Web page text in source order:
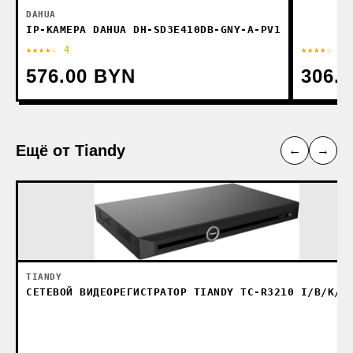
DAHUA
IP-КАМЕРА DAHUA DH-SD3E410DB-GNY-A-PV1
★★★★☆ 4
576.00 BYN
★★★★☆ 4
Ещё от Tiandy ← →
TIANDY
СЕТЕВОЙ ВИДЕОРЕГИСТРАТОР TIANDY TC-R3210 I/B/K/